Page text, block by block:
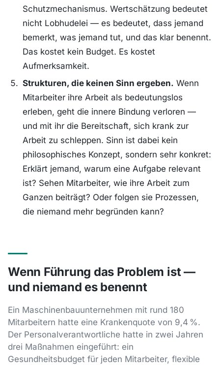
Schutzmechanismus. Wertschätzung bedeutet
nicht Lobhudelei — es bedeutet, dass jemand
bemerkt, was jemand tut, und das klar benennt.
Das kostet kein Budget. Es kostet
Aufmerksamkeit.
Strukturen, die keinen Sinn ergeben. Wenn
Mitarbeiter ihre Arbeit als bedeutungslos
erleben, geht die innere Bindung verloren —
und mit ihr die Bereitschaft, sich krank zur
Arbeit zu schleppen. Sinn ist dabei kein
philosophisches Konzept, sondern sehr konkret:
Erklärt jemand, warum eine Aufgabe relevant
ist? Sehen Mitarbeiter, wie ihre Arbeit zum
Ganzen beiträgt? Oder folgen sie Prozessen,
die niemand mehr begründen kann?
Wenn Führung das Problem ist —
und niemand es benennt
Ein Maschinenbauunternehmen mit rund 180
Mitarbeitern hatte eine Krankenquote von 9,4 %.
Der Personalverantwortliche hatte in zwei Jahren
drei Maßnahmen eingeführt: ein
Gesundheitsbudget für jeden Mitarbeiter, flexible